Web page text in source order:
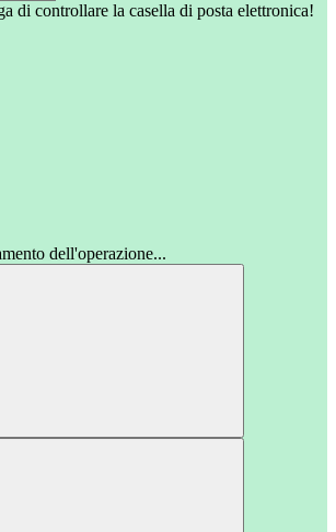
di controllare la casella di posta elettronica!
dell'operazione...